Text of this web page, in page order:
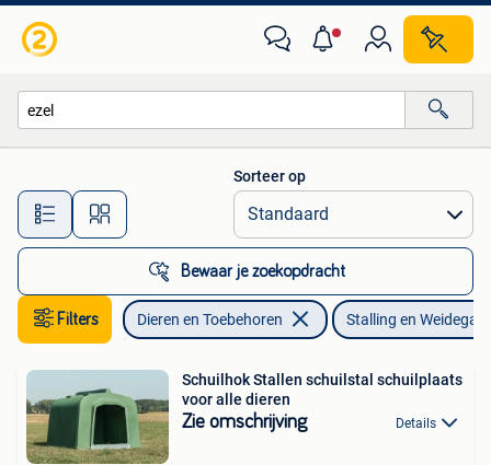
Alle afstanden…
Sorteer op
Bewaar je zoekopdracht
Filters Dieren en Toebehoren Stalling en
Schuilhok Stallen schuilstal schuilplaats
voor alle dieren
Zie omschrijving Details